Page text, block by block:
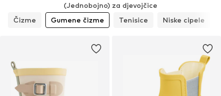
(Jednobojno) za djevojčice
Čizme
Gumene čizme Tenisice Niske cipele